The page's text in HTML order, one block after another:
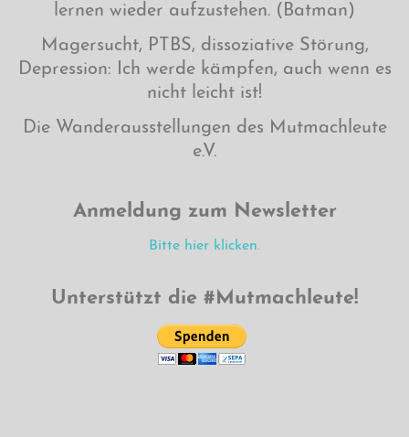
lernen wieder aufzustehen. (Batman)
Magersucht, PTBS, dissoziative Störung,
Depression: Ich werde kämpfen, auch wenn es
nicht leicht ist!
Die Wanderausstellungen des Mutmachleute
e.V.
Anmeldung zum Newsletter
Bitte hier klicken.
Unterstützt die #Mutmachleute!